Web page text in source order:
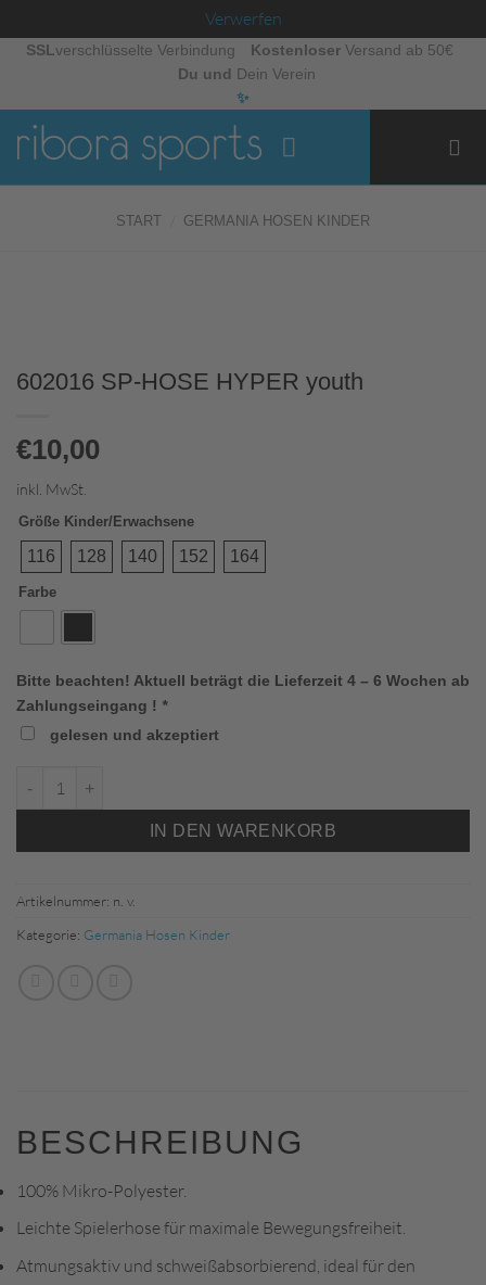
Verwerfen
Zum
springen
SSL verschlüsselte Verbindung KostenloserVersand ab 50€
Du und Dein Verein
✨
START GERMANIA HOSEN KINDER
602016 SP-HOSE HYPER youth
€10,00
inkl. MwSt.
Größe Kinder/Erwachsene
116 128 140 152 164
Farbe
Bitte beachten! Aktuell beträgt die Lieferzeit 4 – 6 Wochen ab
Zahlungseingang ! *
gelesen und akzeptiert
IN DEN WARENKORB
Artikelnummer: n. v.
Kategorie: Germania Hosen Kinder
BESCHREIBUNG
100% Mikro-Polyester.
Leichte Spielerhose für maximale Bewegungsfreiheit.
Atmungsaktiv und schweißabsorbierend, ideal für den